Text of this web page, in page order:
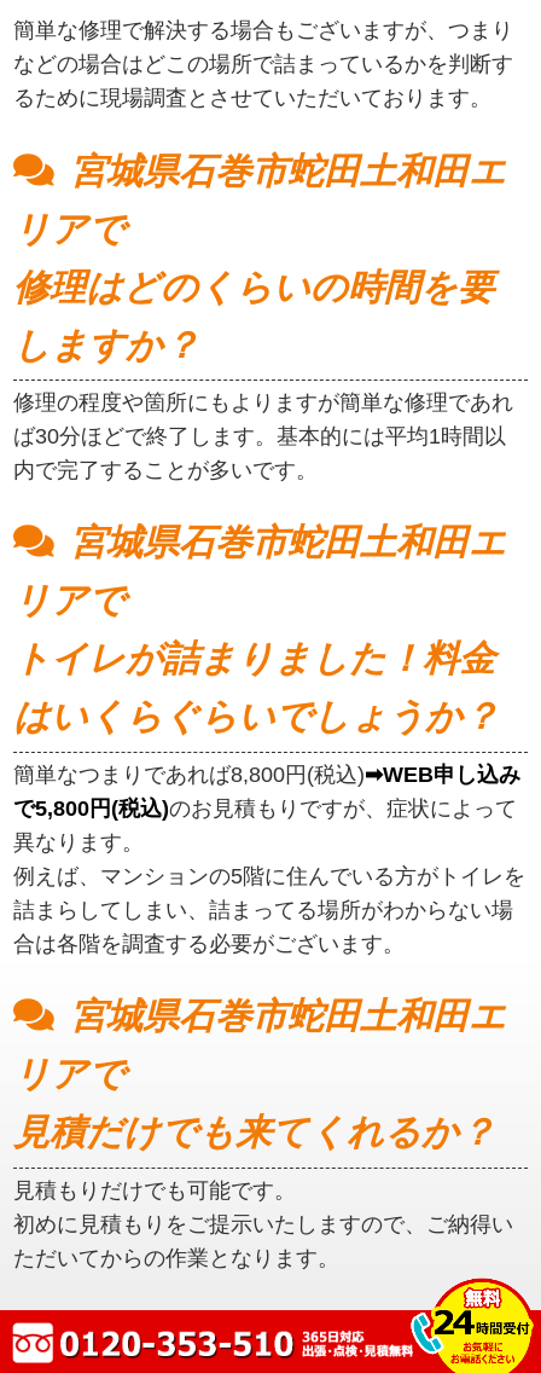
簡単な修理で解決する場合もございますが、つまり
などの場合はどこの場所で詰まっているかを判断す
るために現場調査とさせていただいております。
宮城県石巻市蛇田土和田エ
リアで
修理はどのくらいの時間を要
しますか？
修理の程度や箇所にもよりますが簡単な修理であれ
ば30分ほどで終了します。基本的には平均1時間以
内で完了することが多いです。
宮城県石巻市蛇田土和田エ
リアで
トイレが詰まりました！料金
はいくらぐらいでしょうか？
簡単なつまりであれば8,800円(税込)➡WEB申し込み
で5,800円(税込)のお見積もりですが、症状によって
異なります。
例えば、マンションの5階に住んでいる方がトイレを
詰まらしてしまい、詰まってる場所がわからない場
合は各階を調査する必要がございます。
宮城県石巻市蛇田土和田エ
リアで
見積だけでも来てくれるか？
見積もりだけでも可能です。
初めに見積もりをご提示いたしますので、ご納得い
ただいてからの作業となります。
宮城県石巻市蛇田土和田エ